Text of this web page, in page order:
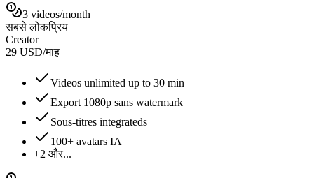
3 videos/month
सबसे लोकप्रिय
Creator
29 USD/माह
Videos unlimited up to 30 min
Export 1080p sans watermark
Sous-titres integrateds
100+ avatars IA
+2 और...